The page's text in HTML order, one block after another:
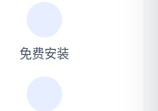
免费安装